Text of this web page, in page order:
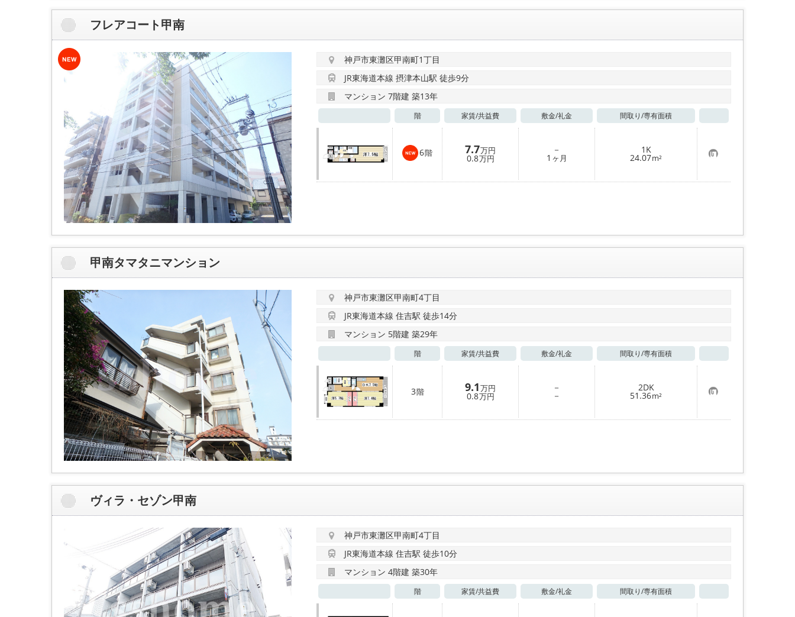
登
フレアコート甲南
神戸市東灘区甲南町1丁目
JR東海道本線 摂津本山駅 徒歩9分
マンション 7階建 築13年
階 家賃/共益費 敷金/礼金 間取り/専有面積
6階 7.7万円
0.8万円
－
1 ヶ月
1K
24.07m² お
気
に
入
甲南タマタニマンション
神戸市東灘区甲南町4丁目
JR東海道本線 住吉駅 徒歩14分
マンション 5階建 築29年
階 家賃/共益費 敷金/礼金 間取り/専有面積
3階 9.1万円
0.8万円
－
－
2DK
51.36m² お
気
に
入
ヴィラ・セゾン甲南
神戸市東灘区甲南町4丁目
JR東海道本線 住吉駅 徒歩10分
マンション 4階建 築30年
階 家賃/共益費 敷金/礼金 間取り/専有面積